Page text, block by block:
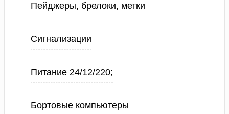
Пейджеры, брелоки, метки
Сигнализации
Питание 24/12/220;
Бортовые компьютеры